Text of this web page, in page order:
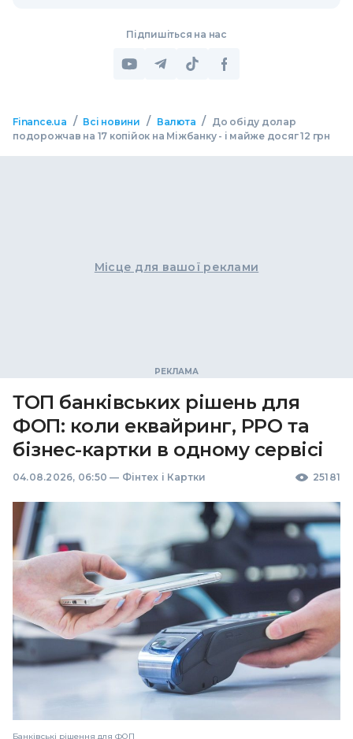
Підпишіться на нас
Finance.ua / Всі новини / Валюта / До обіду долар
подорожчав на 17 копійок на Міжбанку - і майже досяг 12 грн
Місце для вашої реклами
ТОП банківських рішень для
ФОП: коли еквайринг, РРО та
бізнес-картки в одному сервісі
04.08.2026, 06:50 — Фінтех і Картки 25181
Банківські рішення для ФОП